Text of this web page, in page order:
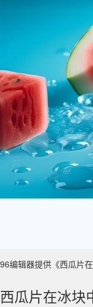
96编辑器提供《西瓜片
西瓜片在冰块